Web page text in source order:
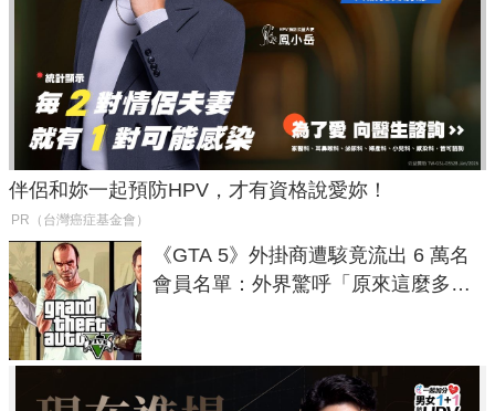
伴侶和妳一起預防HPV，才有資格說愛妳！
PR（台灣癌症基金會）
《GTA 5》外掛商遭駭竟流出 6 萬名
會員名單：外界驚呼「原來這麼多人